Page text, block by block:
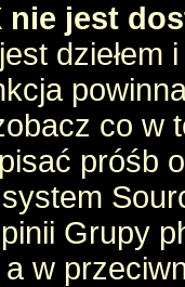
nie jest
dziełem
co w
próśb
Grupy
w